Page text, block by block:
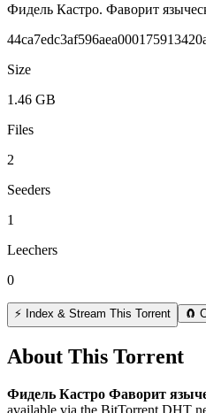
Фидель Кастро. Фаворит
Size
1.46 GB
Files
2
Seeders
1
Leechers
0
⚡ Index & Stream This Torrent 🧲
About This Torrent
Фидель Кастро Фаворит
available via the BitTorrent DHT